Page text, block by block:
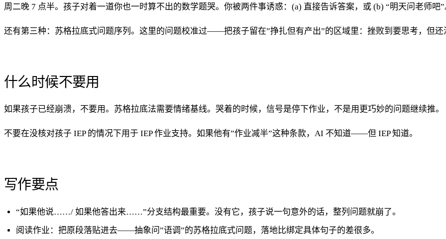
周二晚 7 点半。孩子对着一道你也一时算不出的数学题哭。你被两件事诱惑：(a) 直接告诉答案，或 (b) “明天问老师吧
还有第三种：苏格拉底式问题序列。这里的问题校准过——把孩子留在”挣扎但有产出”的区域里：挫败到要思考，但还
什么时候不要用
如果孩子已经崩溃，不要用。苏格拉底法需要情绪基线。哭着的时候，信号是停下作业，不是用更巧妙的问题继续推。
不要在没核对孩子 IEP 的情况下用于 IEP 作业支持。如果他有”作业减半”这种条款，AI 不知道——但 IEP 知道。
写作要点
“如果他说……/ 如果他答出来……”分支结构最重要。没有它，孩子说一句意外的话，整列问题就崩了。
阅读作业：把原段落贴进去——抽象问”语调”的苏格拉底式问题，落地比绑定具体句子的差很多。